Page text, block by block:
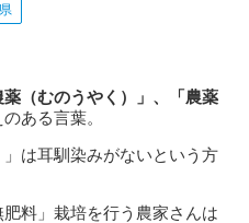
薬 （むのうやく）」、「農薬
ある言葉。
」は耳馴染みがないという方
料」栽培を行う農家さんは